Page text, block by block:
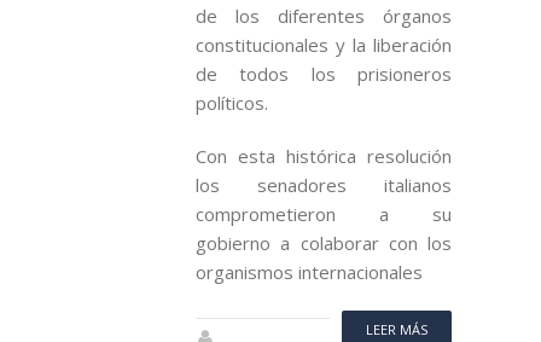
de los diferentes órganos
constitucionales y la liberación
de todos los prisioneros
políticos.
Con esta histórica resolución
los senadores italianos
comprometieron a su
gobierno a colaborar con los
organismos internacionales
LEER MÁS